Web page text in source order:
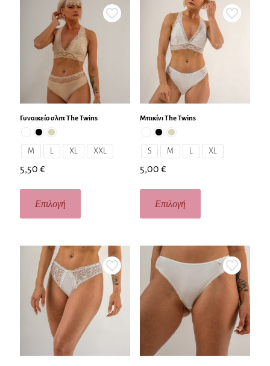
Γυναικείο σλιπ The Twins
M L XL XXL
5,50 €
Επιλογή
Μπικίνι The Twins
S M L XL
5,00 €
Επιλογή